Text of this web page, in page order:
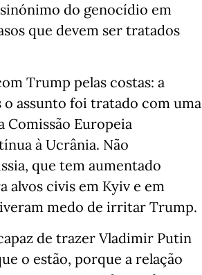
do genocídio em
que devem ser tratados
Trump pelas costas: a
assunto foi tratado com uma
Comissão Europeia
à Ucrânia. Não
que tem aumentado
alvos civis em Kyiv e em
medo de irritar Trump.
de trazer Vladimir Putin
o estão, porque a relação